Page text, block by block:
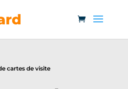
cartes de visite